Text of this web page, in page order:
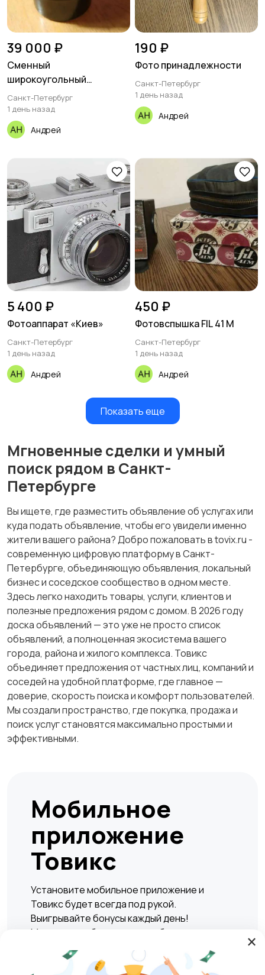
39 000 ₽
Сменный
широкоугольный
объектив Орион-15 628мм
Санкт-Петербург
1 день назад
Андрей
190 ₽
Фото принадлежности
Санкт-Петербург
1 день назад
Андрей
5 400 ₽
Фотоаппарат «Киев»
Санкт-Петербург
1 день назад
Андрей
450 ₽
Фотовспышка FIL 41 M
Санкт-Петербург
1 день назад
Андрей
Показать еще
Мгновенные сделки и умный
поиск рядом в Санкт-
Петербурге
Вы ищете, где разместить объявление об услугах или
куда подать объявление, чтобы его увидели именно
жители вашего района? Добро пожаловать в tovix.ru -
современную цифровую платформу в Санкт-
Петербурге, объединяющую объявления, локальный
бизнес и соседское сообщество в одном месте.
Здесь легко находить товары, услуги, клиентов и
полезные предложения рядом с домом. В 2026 году
доска объявлений — это уже не просто список
объявлений, а полноценная экосистема вашего
города, района и жилого комплекса. Товикс
объединяет предложения от частных лиц, компаний и
соседей на удобной платформе, где главное —
доверие, скорость поиска и комфорт пользователей.
Мы создали пространство, где покупка, продажа и
поиск услуг становятся максимально простыми и
эффективными.
Мобильное
приложение
Товикс
Установите мобильное приложение и
Товикс будет всегда под рукой.
Выигрывайте бонусы каждый день!
Мгновенно и безопасно подбирать жилье,
сделки по покупке или продаже любых
×